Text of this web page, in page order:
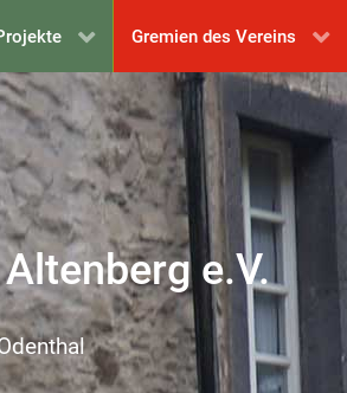
Gremien des Vereins
e.V.